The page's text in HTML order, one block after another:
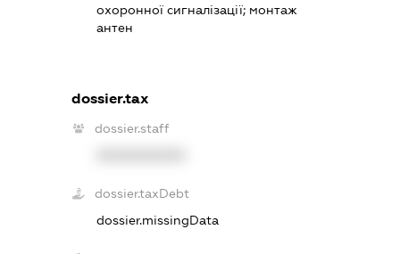
охоронної сигналізації; монтаж
антен
dossier.tax
dossier.staff
dossier.taxDebt
dossier.missingData